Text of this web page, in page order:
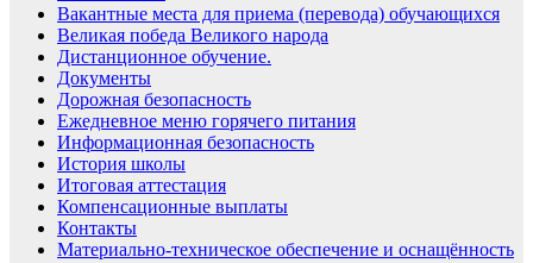
Вакантные места для приема (перевода) обучающихся
Великая победа Великого народа
Дистанционное обучение.
Документы
Дорожная безопасность
Ежедневное меню горячего питания
Информационная безопасность
История школы
Итоговая аттестация
Компенсационные выплаты
Контакты
Материально-техническое обеспечение и оснащённость